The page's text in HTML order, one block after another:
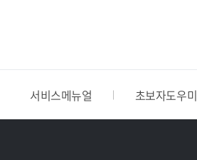
서비스메뉴얼 초보자도우미